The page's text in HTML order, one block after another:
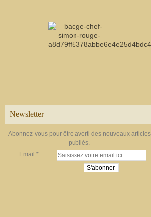
Newsletter
Abonnez-vous pour être averti des nouveaux articles
publiés.
Email